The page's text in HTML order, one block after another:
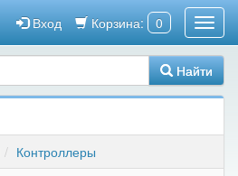
Корзина: 0
Вход
Найти
Контроллеры